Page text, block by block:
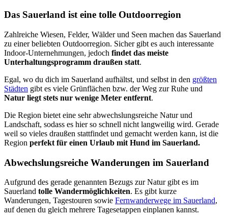
Das Sauerland ist eine tolle Outdoorregion
Zahlreiche Wiesen, Felder, Wälder und Seen machen das Sauerland
zu einer beliebten Outdoorregion. Sicher gibt es auch interessante
Indoor-Unternehmungen, jedoch findet das meiste
Unterhaltungsprogramm draußen statt.
Egal, wo du dich im Sauerland aufhältst, und selbst in den größten
Städten gibt es viele Grünflächen bzw. der Weg zur Ruhe und
Natur liegt stets nur wenige Meter entfernt.
Die Region bietet eine sehr abwechslungsreiche Natur und
Landschaft, sodass es hier so schnell nicht langweilig wird. Gerade
weil so vieles draußen stattfindet und gemacht werden kann, ist die
Region perfekt für einen Urlaub mit Hund im Sauerland.
Abwechslungsreiche Wanderungen im Sauerland
Aufgrund des gerade genannten Bezugs zur Natur gibt es im
Sauerland tolle Wandermöglichkeiten. Es gibt kurze
Wanderungen, Tagestouren sowie Fernwanderwege im Sauerland,
auf denen du gleich mehrere Tagesetappen einplanen kannst.